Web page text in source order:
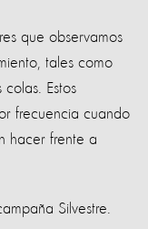
que observamos
tales como
Estos
frecuencia cuando
hacer frente a
Silvestre.